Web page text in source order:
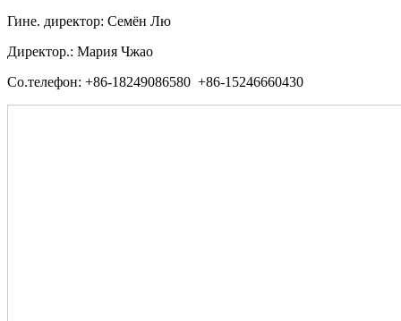
Гине. директор: Семён Лю
Директор.: Мария Чжао
Со.телефон: +86-18249086580 +86-15246660430